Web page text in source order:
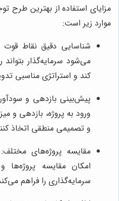
مزایای استفاده از بهترین طرح
موارد زیر است:
شناسایی دقیق نقاط
می‌شود سرمایه‌گذار
کند و استراتژی مناسبی
پیش‌بینی بازدهی و
ورود به پروژه، بازدهی و
و تصمیمی منطقی اتخاذ
مقایسه پروژه‌های
امکان مقایسه پروژه‌ها
سرمایه‌گذاری را فراهم